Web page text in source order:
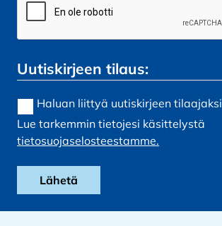
Uutiskirjeen tilaus:
Haluan liittyä uutiskirjeen tilaajaksi
Lue tarkemmin tietojesi käsittelystä
tietosuojaselosteestamme.